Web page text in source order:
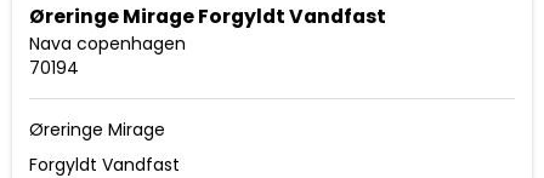
Øreringe Mirage Forgyldt Vandfast
Nava copenhagen
70194
Øreringe Mirage
Forgyldt Vandfast